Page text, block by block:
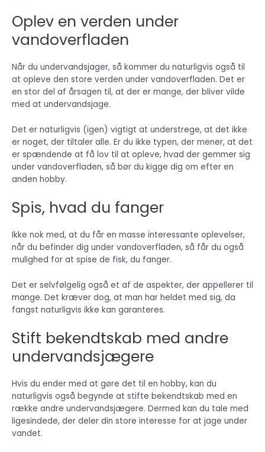
Oplev en verden under
vandoverfladen
Når du undervandsjager, så kommer du naturligvis også til
at opleve den store verden under vandoverfladen. Det er
en stor del af årsagen til, at der er mange, der bliver vilde
med at undervandsjage.
Det er naturligvis (igen) vigtigt at understrege, at det ikke
er noget, der tiltaler alle. Er du ikke typen, der mener, at det
er spændende at få lov til at opleve, hvad der gemmer sig
under vandoverfladen, så bør du kigge dig om efter en
anden hobby.
Spis, hvad du fanger
Ikke nok med, at du får en masse interessante oplevelser,
når du befinder dig under vandoverfladen, så får du også
mulighed for at spise de fisk, du fanger.
Det er selvfølgelig også et af de aspekter, der appellerer til
mange. Det kræver dog, at man har heldet med sig, da
fangst naturligvis ikke kan garanteres.
Stift bekendtskab med andre
undervandsjægere
Hvis du ender med at gøre det til en hobby, kan du
naturligvis også begynde at stifte bekendtskab med en
række andre undervandsjægere. Dermed kan du tale med
ligesindede, der deler din store interesse for at jage under
vandet.